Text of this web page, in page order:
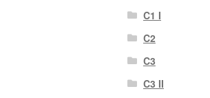
C1 I
C2
C3
C3 II